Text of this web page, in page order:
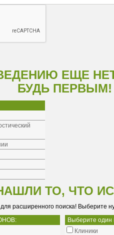
ЕЩЕ
БУДЬ ПЕРВЫМ!
ТО, ЧТО
расширенного поиска! Выберите
Выберите
Клиники